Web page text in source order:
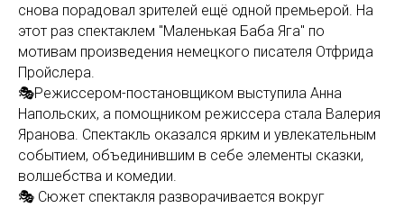
снова порадовал зрителей ещё одной премьерой. На
этот раз спектаклем "Маленькая Баба Яга" по
мотивам произведения немецкого писателя Отфрида
Пройслера.
🎭Режиссером-постановщиком выступила Анна
Напольских, а помощником режиссера стала Валерия
Яранова. Спектакль оказался ярким и увлекательным
событием, объединившим в себе элементы сказки,
волшебства и комедии.
🎭 Сюжет спектакля разворачивается вокруг